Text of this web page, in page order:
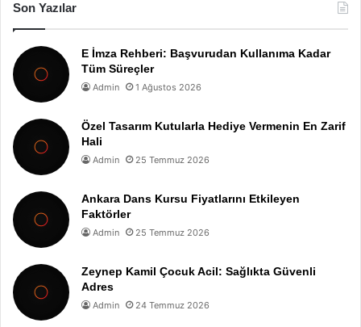
Son Yazılar
E İmza Rehberi: Başvurudan Kullanıma Kadar
Tüm Süreçler
Admin 1 Ağustos 2026
Özel Tasarım Kutularla Hediye Vermenin En Zarif
Hali
Admin 25 Temmuz 2026
Ankara Dans Kursu Fiyatlarını Etkileyen
Faktörler
Admin 25 Temmuz 2026
Zeynep Kamil Çocuk Acil: Sağlıkta Güvenli
Adres
Admin 24 Temmuz 2026